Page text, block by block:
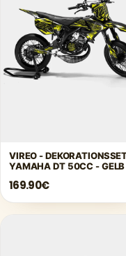
VIREO -
YAMAHA DT 50CC - GELB
169.90€